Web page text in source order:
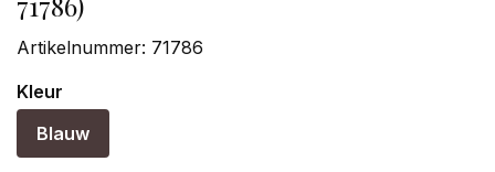
Artikelnummer: 71786
Kleur
Blauw